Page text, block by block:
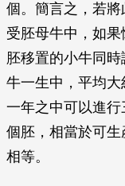
個。簡言之，若
受胚母牛中，如
胚移置的小牛同
牛一生中，平均
一年之中可以進
個胚，相當於可
相等。